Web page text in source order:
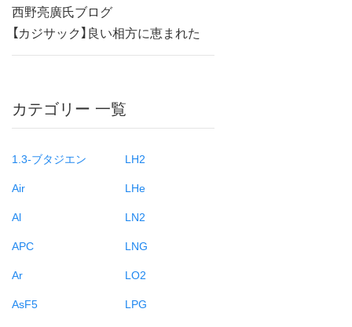
西野亮廣氏ブログ
【カジサック】良い相方に恵まれた
カテゴリー 一覧
1.3-ブタジエン
Air
Al
APC
Ar
AsF5
LH2
LHe
LN2
LNG
LO2
LPG